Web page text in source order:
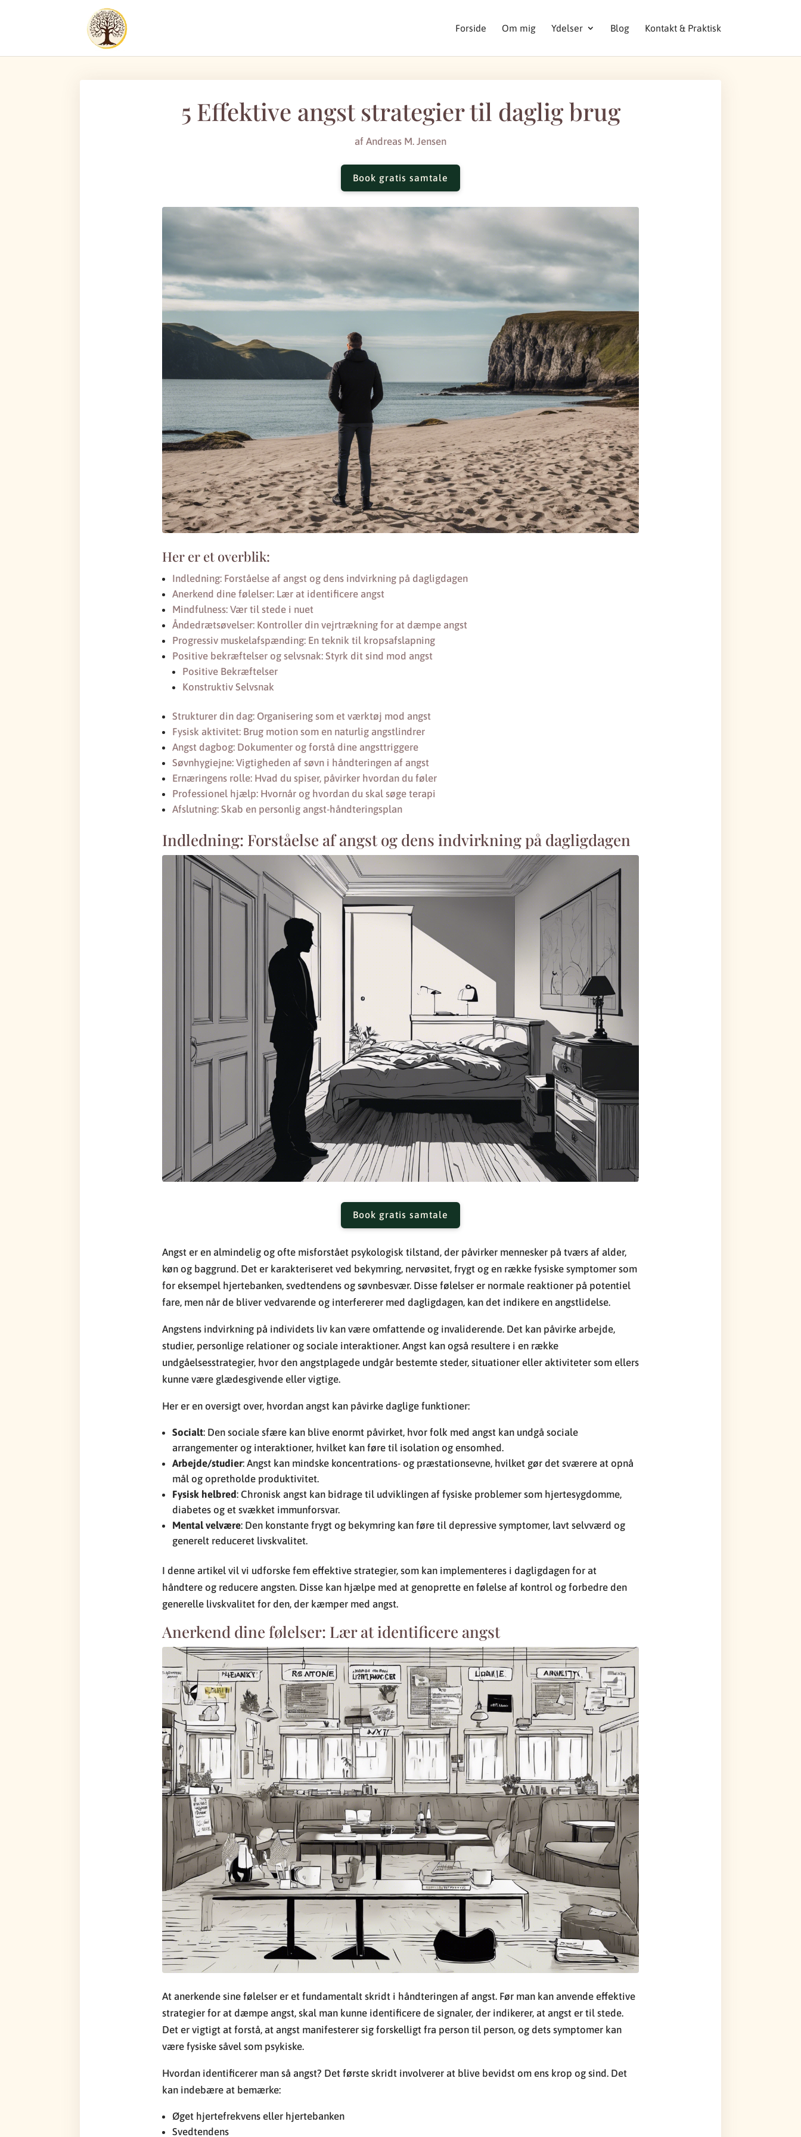
Forside Om mig Ydelser Blog Kontakt & Praktisk
5 Effektive angst strategier til daglig brug
af Andreas M. Jensen
Book gratis samtale
Her er et overblik:
Indledning: Forståelse af angst og dens indvirkning på dagligdagen
Anerkend dine følelser: Lær at identificere angst
Mindfulness: Vær til stede i nuet
Åndedrætsøvelser: Kontroller din vejrtrækning for at dæmpe angst
Progressiv muskelafspænding: En teknik til kropsafslapning
Positive bekræftelser og selvsnak: Styrk dit sind mod angst
Positive Bekræftelser
Konstruktiv Selvsnak
Strukturer din dag: Organisering som et værktøj mod angst
Fysisk aktivitet: Brug motion som en naturlig angstlindrer
Angst dagbog: Dokumenter og forstå dine angsttriggere
Søvnhygiejne: Vigtigheden af søvn i håndteringen af angst
Ernæringens rolle: Hvad du spiser, påvirker hvordan du føler
Professionel hjælp: Hvornår og hvordan du skal søge terapi
Afslutning: Skab en personlig angst-håndteringsplan
Indledning: Forståelse af angst og dens indvirkning på dagligdagen
Book gratis samtale
Angst er en almindelig og ofte misforstået psykologisk tilstand, der påvirker mennesker på tværs af alder,
køn og baggrund. Det er karakteriseret ved bekymring, nervøsitet, frygt og en række fysiske symptomer som
for eksempel hjertebanken, svedtendens og søvnbesvær. Disse følelser er normale reaktioner på potentiel
fare, men når de bliver vedvarende og interfererer med dagligdagen, kan det indikere en angstlidelse.
Angstens indvirkning på individets liv kan være omfattende og invaliderende. Det kan påvirke arbejde,
studier, personlige relationer og sociale interaktioner. Angst kan også resultere i en række
undgåelsesstrategier, hvor den angstplagede undgår bestemte steder, situationer eller aktiviteter som ellers
kunne være glædesgivende eller vigtige.
Her er en oversigt over, hvordan angst kan påvirke daglige funktioner:
Socialt: Den sociale sfære kan blive enormt påvirket, hvor folk med angst kan undgå sociale
arrangementer og interaktioner, hvilket kan føre til isolation og ensomhed.
Arbejde/studier: Angst kan mindske koncentrations- og præstationsevne, hvilket gør det sværere at opnå
mål og opretholde produktivitet.
Fysisk helbred: Chronisk angst kan bidrage til udviklingen af fysiske problemer som hjertesygdomme,
diabetes og et svækket immunforsvar.
Mental velvære: Den konstante frygt og bekymring kan føre til depressive symptomer, lavt selvværd og
generelt reduceret livskvalitet.
I denne artikel vil vi udforske fem effektive strategier, som kan implementeres i dagligdagen for at
håndtere og reducere angsten. Disse kan hjælpe med at genoprette en følelse af kontrol og forbedre den
generelle livskvalitet for den, der kæmper med angst.
Anerkend dine følelser: Lær at identificere angst
At anerkende sine følelser er et fundamentalt skridt i håndteringen af angst. Før man kan anvende effektive
strategier for at dæmpe angst, skal man kunne identificere de signaler, der indikerer, at angst er til stede.
Det er vigtigt at forstå, at angst manifesterer sig forskelligt fra person til person, og dets symptomer kan
være fysiske såvel som psykiske.
Hvordan identificerer man så angst? Det første skridt involverer at blive bevidst om ens krop og sind. Det
kan indebære at bemærke:
Øget hjertefrekvens eller hjertebanken
Svedtendens